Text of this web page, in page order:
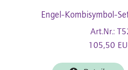
Engel-Kombisymbol-
Art.Nr.:
105,50